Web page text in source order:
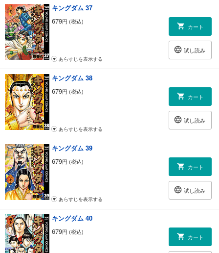
キングダム 37
679円 (税込)
カート
試し読み
あらすじを表示する
キングダム 38
679円 (税込)
カート
試し読み
あらすじを表示する
キングダム 39
679円 (税込)
カート
試し読み
あらすじを表示する
キングダム 40
679円 (税込)
カート